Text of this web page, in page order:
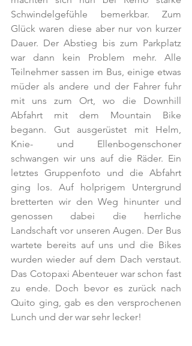
Schwindelgefühle bemerkbar. Zum
Glück waren diese aber nur von kurzer
Dauer. Der Abstieg bis zum Parkplatz
war dann kein Problem mehr. Alle
Teilnehmer sassen im Bus, einige etwas
müder als andere und der Fahrer fuhr
mit uns zum Ort, wo die Downhill
Abfahrt mit dem Mountain Bike
begann. Gut ausgerüstet mit Helm,
Knie- und Ellenbogenschoner
schwangen wir uns auf die Räder. Ein
letztes Gruppenfoto und die Abfahrt
ging los. Auf holprigem Untergrund
bretterten wir den Weg hinunter und
genossen dabei die herrliche
Landschaft vor unseren Augen. Der Bus
wartete bereits auf uns und die Bikes
wurden wieder auf dem Dach verstaut.
Das Cotopaxi Abenteuer war schon fast
zu ende. Doch bevor es zurück nach
Quito ging, gab es den versprochenen
Lunch und der war sehr lecker!